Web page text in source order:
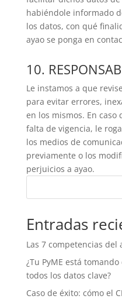
habiéndole informado
los datos, con qué
ayao se ponga en
10.
Le instamos a que
para evitar errores,
en los mismos. En
falta de vigencia, le
los medios de
previamente o los
perjuicios a ayao.
Entradas
Las 7 competencias del
¿Tu PyME está
todos los datos clave?
Caso de éxito: cómo el